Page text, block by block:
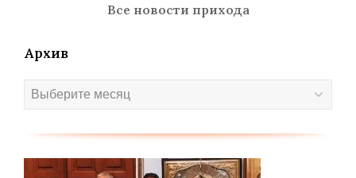
Все новости прихода
Архив
Архив